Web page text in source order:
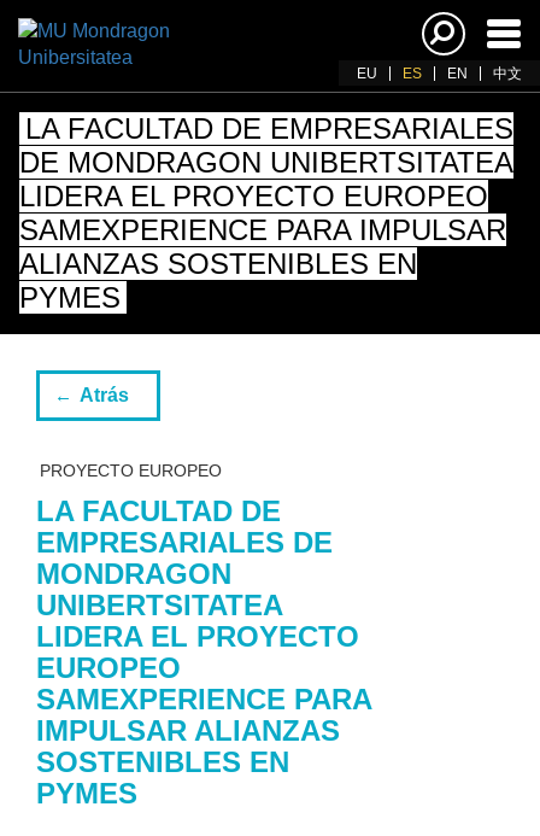
EU ES EN 中文
LA FACULTAD DE EMPRESARIALES
DE MONDRAGON UNIBERTSITATEA
LIDERA EL PROYECTO EUROPEO
SAMEXPERIENCE PARA IMPULSAR
ALIANZAS SOSTENIBLES EN
PYMES
Atrás
PROYECTO EUROPEO
LA FACULTAD DE
EMPRESARIALES DE
MONDRAGON
UNIBERTSITATEA
LIDERA EL PROYECTO
EUROPEO
SAMEXPERIENCE PARA
IMPULSAR ALIANZAS
SOSTENIBLES EN
PYMES